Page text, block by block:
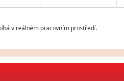
v reálném pracovním prostředí.